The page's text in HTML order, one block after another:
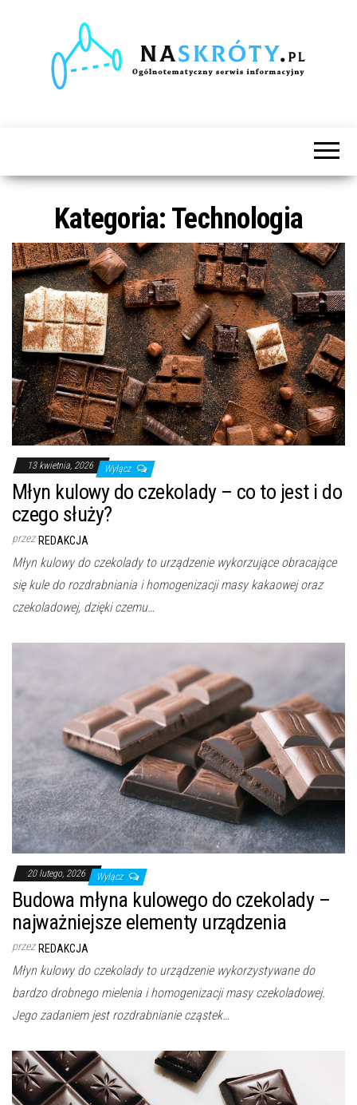
Kategoria: Technologia
13 kwietnia, 2026 Wyłącz
Młyn kulowy do czekolady – co to jest i do
czego służy?
przez REDAKCJA
Młyn kulowy do czekolady to urządzenie wykorzujące obracające
się kule do rozdrabniania i homogenizacji masy kakaowej oraz
czekoladowej, dzięki czemu…
20 lutego, 2026 Wyłącz
Budowa młyna kulowego do czekolady –
najważniejsze elementy urządzenia
przez REDAKCJA
Młyn kulowy do czekolady to urządzenie wykorzystywane do
bardzo drobnego mielenia i homogenizacji masy czekoladowej.
Jego zadaniem jest rozdrabnianie cząstek…